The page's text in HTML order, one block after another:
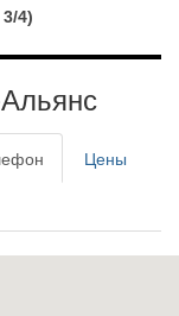
4)
Цены